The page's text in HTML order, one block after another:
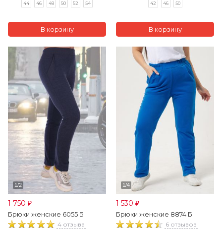
44 46 48 50 52 54 42 46 50
1 750 ₽
Брюки женские 6055 Б
4 отзыва
1 530 ₽
Брюки женские 8874 Б
6 отзывов